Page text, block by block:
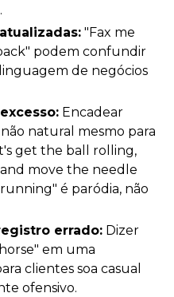
"Fax me
podem confundir
de negócios
Encadear
natural mesmo para
get the ball rolling,
move the needle
é paródia, não
errado: Dizer
em uma
clientes soa casual
ofensivo.